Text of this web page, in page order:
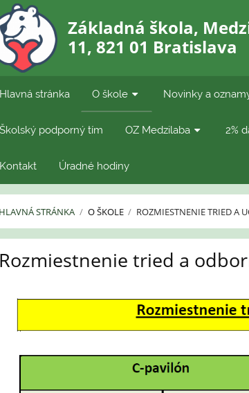
Základná škola,
11, 821 01 Bratislava
Hlavná stránka O škole Novinky a
Školský podporný tím OZ Medzilaba 2%
Kontakt Úradné hodiny
HLAVNÁ STRÁNKA / O ŠKOLE / ROZMIESTNENIE TRIED A
Rozmiestnenie
tried
učební
Rozmiestnenie tried a